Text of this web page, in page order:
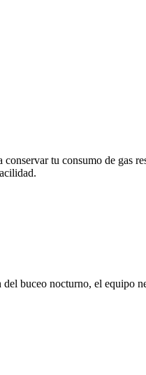
conservar tu consumo de
buceo nocturno, el equipo